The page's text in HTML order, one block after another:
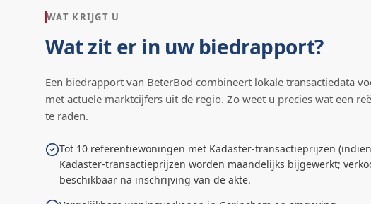
WAT KRIJGT U
Wat zit er in uw biedrapport?
Een biedrapport van BeterBod combineert lokale transactiedata
met actuele marktcijfers uit de regio. Zo weet u precies wat een
te raden.
Tot 10 referentiewoningen met Kadaster-transactieprijzen
Kadaster-transactieprijzen worden maandelijks bijgewerkt;
beschikbaar na inschrijving van de akte.